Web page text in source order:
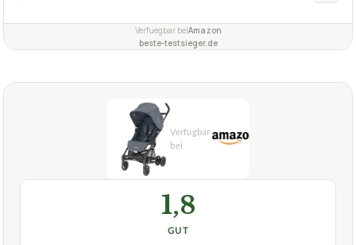
Verfuegbar beiAmazon
beste-testsieger.de
1,8
GUT